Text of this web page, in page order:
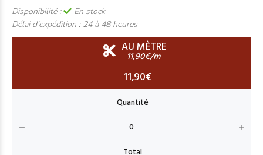
Disponibilité :
En stock
Délai d'expédition : 24 à 48 heures
AU MÈTRE
11,90€/m
11,90€